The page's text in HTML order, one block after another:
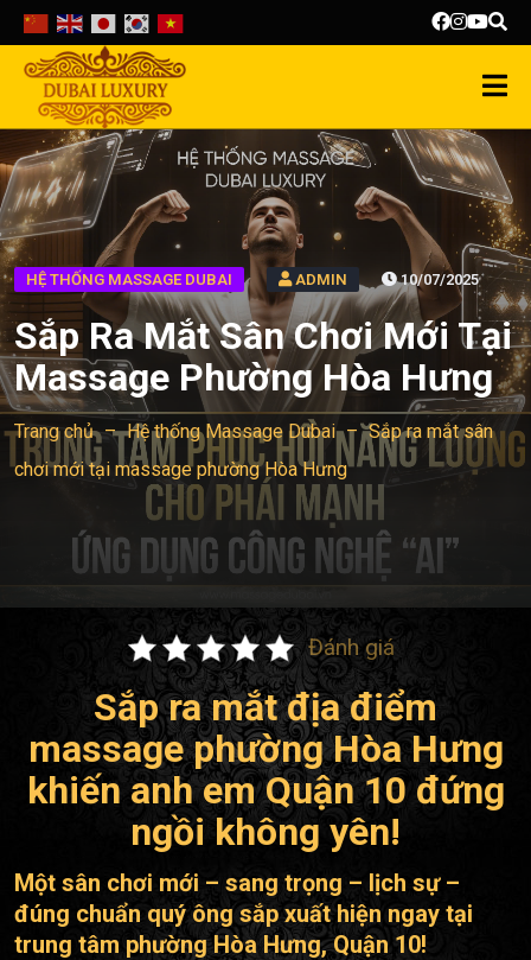
HỆ THỐNG MASSAGE DUBAI ADMIN 10/07/2025
Sắp Ra Mắt Sân Chơi Mới Tại
Massage Phường Hòa Hưng
Trang chủ – Hệ thống Massage Dubai – Sắp ra mắt sân
chơi mới tại massage phường Hòa Hưng
Đánh giá
Sắp ra mắt địa điểm
massage phường Hòa Hưng
khiến anh em Quận 10 đứng
ngồi không yên!
Một sân chơi mới – sang trọng – lịch sự –
đúng chuẩn quý ông sắp xuất hiện ngay tại
trung tâm phường Hòa Hưng, Quận 10!